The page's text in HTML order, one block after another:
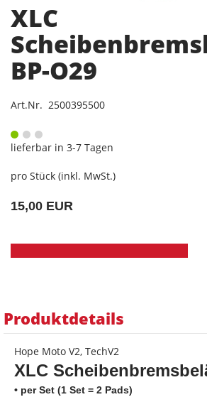
XLC
BP-O29
Art.Nr. 2500395500
lieferbar in 3-7 Tagen
pro Stück (inkl. MwSt.)
15,00 EUR
Produktdetails
Hope Moto V2, TechV2
XLC
• per Set (1 Set = 2 Pads)